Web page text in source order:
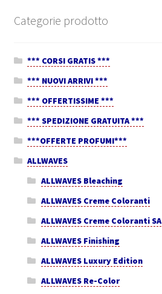
Categorie prodotto
*** CORSI GRATIS ***
*** NUOVI ARRIVI ***
*** OFFERTISSIME ***
*** SPEDIZIONE GRATUITA ***
***OFFERTE PROFUMI***
ALLWAVES
ALLWAVES Bleaching
ALLWAVES Creme Coloranti
ALLWAVES Creme Coloranti SA
ALLWAVES Finishing
ALLWAVES Luxury Edition
ALLWAVES Re-Color